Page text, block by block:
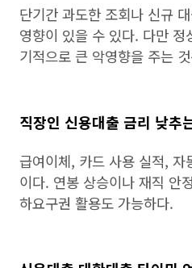
단기간 과도한 조회나 신규
영향이 있을 수 있다. 다만
기적으로 큰 악영향을 주는
직장인 신용대출 금리 낮추
급여이체, 카드 사용 실적,
이다. 연봉 상승이나 재직 안
하요구권 활용도 가능하다.